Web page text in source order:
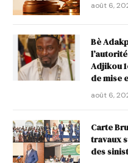
août 6,
Bè
Adjikou
de mise
août 6,
Carte
travaux
des